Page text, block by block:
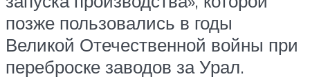
позже пользовались в годы
Великой Отечественной войны при
переброске заводов за Урал.